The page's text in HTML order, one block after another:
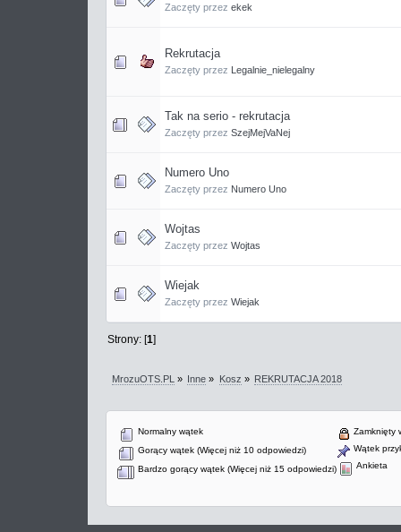
Zaczęty przez ekek
Rekrutacja
Zaczęty przez Legalnie_nielegalny
Tak na serio - rekrutacja
Zaczęty przez SzejMejVaNej
Numero Uno
Zaczęty przez Numero Uno
Wojtas
Zaczęty przez Wojtas
Wiejak
Zaczęty przez Wiejak
Strony: [1]
MrozuOTS.PL » Inne » Kosz » REKRUTACJA 2018
Normalny wątek
Gorący wątek (Więcej niż 10 odpowiedzi)
Bardzo gorący wątek (Więcej niż 15 odpowiedzi)
Zamknięty
Wątek
Ankieta